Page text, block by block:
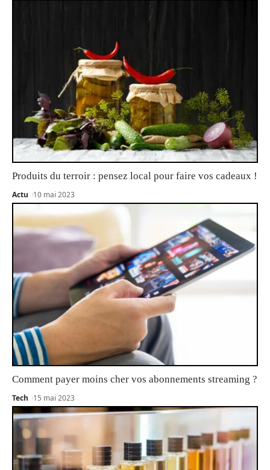
Produits du terroir : pensez local pour faire vos cadeaux !
Actu 10 mai 2023
Comment payer moins cher vos abonnements streaming ?
Tech 15 mai 2023